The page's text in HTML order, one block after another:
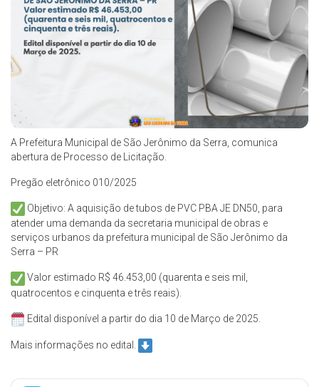
A Prefeitura Municipal de São Jerônimo da Serra, comunica
abertura de Processo de Licitação.
Pregão eletrônico 010/2025
Objetivo: A aquisição de tubos de PVC PBA JE DN50, para
atender uma demanda da secretaria municipal de obras e
serviços urbanos da prefeitura municipal de São Jerônimo da
Serra – PR
Valor estimado R$ 46.453,00 (quarenta e seis mil,
quatrocentos e cinquenta e três reais).
Edital disponível a partir do dia 10 de Março de 2025.
Mais informações no edital.